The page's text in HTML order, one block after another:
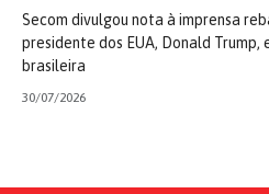
Secom divulgou nota à imprensa
presidente dos EUA, Donald Trump,
brasileira
30/07/2026